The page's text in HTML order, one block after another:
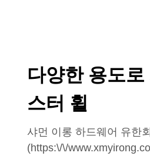
다양한 용도
스터 휠
샤먼 이롱 하드웨어 유한
(https:\/\/